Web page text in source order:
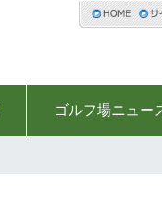
ゴルフ場ニュー